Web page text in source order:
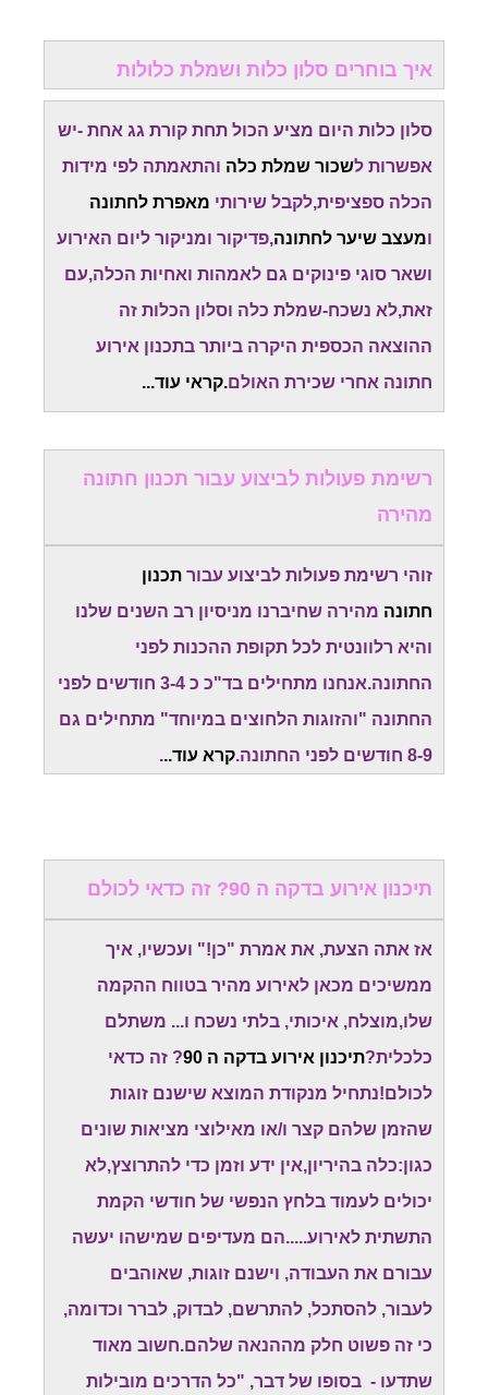
איך בוחרים סלון כלות ושמלת כלולות
סלון כלות היום מציע הכול תחת קורת גג אחת -יש
אפשרות לשכור שמלת כלה והתאמתה לפי מידות
הכלה ספציפית,לקבל שירותי מאפרת לחתונה
ומעצב שיער לחתונה,פדיקור ומניקור ליום האירוע
ושאר סוגי פינוקים גם לאמהות ואחיות הכלה,עם
זאת,לא נשכח-שמלת כלה וסלון הכלות זה
ההוצאה הכספית היקרה ביותר בתכנון אירוע
חתונה אחרי שכירת האולם.קראי עוד...
רשימת פעולות לביצוע עבור תכנון חתונה
מהירה
זוהי רשימת פעולות לביצוע עבור תכנון
חתונה מהירה שחיברנו מניסיון רב השנים שלנו
והיא רלוונטית לכל תקופת ההכנות לפני
החתונה.אנחנו מתחילים בד"כ כ 3-4 חודשים לפני
החתונה "והזוגות הלחוצים במיוחד" מתחילים גם
8-9 חודשים לפני החתונה.
קרא עוד...
תיכנון אירוע בדקה ה 90? זה כדאי לכולם
אז אתה הצעת, את אמרת "כן!" ועכשיו, איך
ממשיכים מכאן לאירוע מהיר בטווח ההקמה
שלו,מוצלח, איכותי, בלתי נשכח ו... משתלם
כלכלית?תיכנון אירוע בדקה ה 90
? זה כדאי
לכולם!נתחיל מנקודת המוצא שישנם זוגות
שהזמן שלהם קצר ו/או מאילוצי מציאות שונים
כגון:כלה בהיריון,אין ידע וזמן כדי להתרוצץ,לא
יכולים לעמוד בלחץ הנפשי של חודשי הקמת
התשתית לאירוע.....הם מעדיפים שמישהו יעשה
עבורם את העבודה, וישנם זוגות, שאוהבים
לעבור, להסתכל, להתרשם, לבדוק, לברר וכדומה,
כי זה פשוט חלק מההנאה שלהם.חשוב מאוד
שתדעו - בסופו של דבר, "כל הדרכים מובילות